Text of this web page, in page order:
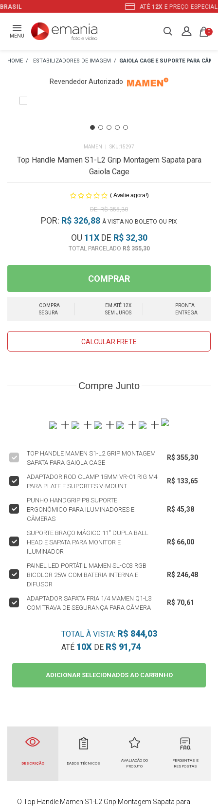
E PREÇO ESPECIAL NO BOLETO
MENU
0
ESTABILIZADORES DE IMAGEM GAIOLA CAGE E SUPORTE PARA
Revendedor Autorizado
MAMEN 15297
Top Handle Mamen S1-L2 Grip Montagem Sapata para
Gaiola Cage
( Avalie agora!)
R$ 355,30
POR: R$ 326,88 À VISTA NO BOLETO OU PIX
OU 11XDE R$ 32,30
R$ 355,30
COMPRAR
COMPRA
SEGURA
EM ATÉ 12X
SEM JUROS
PRONTA
ENTREGA
CALCULAR FRETE
Compre Junto
TOP HANDLE MAMEN S1-L2 GRIP MONTAGEM
SAPATA PARA GAIOLA CAGE
R$ 355,30
ADAPTADOR ROD CLAMP 15MM VR-01 RIG M4
PARA PLATE E SUPORTES V-MOUNT
R$ 133,65
PUNHO HANDGRIP P8 SUPORTE
ERGONÔMICO PARA ILUMINADORES E
CÂMERAS
R$ 45,38
SUPORTE BRAÇO MÁGICO 11" DUPLA BALL
HEAD E SAPATA PARA MONITOR E
ILUMINADOR
R$ 66,00
PAINEL LED PORTÁTIL MAMEN SL-C03 RGB
BICOLOR 25W COM BATERIA INTERNA E
DIFUSOR
R$ 246,48
ADAPTADOR SAPATA FRIA 1/4 MAMEN Q1-L3
COM TRAVA DE SEGURANÇA PARA CÂMERA
R$ 70,61
ADICIONAR SELECIONADOS AO CARRINHO
TOTAL À VISTA: R$ 844,03
ATÉ 10XDE R$ 91,74
DESCRIÇÃO DADOS TÉCNICOS
AVALIAÇÃO DO
PRODUTO
PERGUNTAS E
RESPOSTAS
O Top Handle Mamen S1-L2 Grip Montagem Sapata para